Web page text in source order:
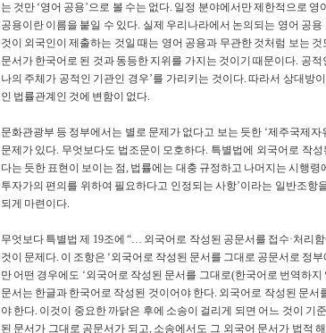
는 것만 ‘영어 공용’으로 볼 수는 없다. 일정 분야에서만 제한적으로
공용이란 이름을 붙일 수 있다. 실제 우리나라에서 논의되는 영어 공
것이 외국인이 제출하는 것일 때는 영어 공용과 무관한 것처럼 보는
문서가 한국어로 된 것과 동등한 지위를 가지는 것이기 때문이다. 공
나의 주체가 공적인 기관인 경우’를 가리키는 것이다. 따라서 상대방
인 법률관계인 것에 변함이 없다.
문화관광부 등 정부에서는 별로 문제가 없다고 보는 듯한 ‘제주국제
문제가 있다. 무엇보다도 법조문이 모호하다. 특별법에 외국어로 작
다는 듯한 표현이 보이는 점, 법률에는 대충 규정하고 나머지는 시행
투자가의 편의를 위하여 필요하다고 인정되는 사항’이라는 일반조항
되게 마련이다.
무엇보다 특별법 제 19조에 “… 외국어로 작성된 공문서를 접수·처리
것이 문제다. 이 조항은 ‘외국어로 작성된 문서를 그대로 공문서로 정
만 어떤 경우에도 ‘외국어로 작성된 문서를 그대로(한국어로 번역하
문서는 한글과 한국어로 작성된 것이어야 한다. 외국어로 작성된 문
야 한다. 이것이 중요한 까닭은 후에 소송이 걸리게 되면 어느 것이 기
된 문서가 그대로 공문서가 되고, 소송에서도 그 외국어 문서가 법적